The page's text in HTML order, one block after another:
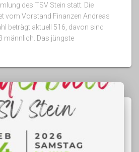
des TSV Stein statt. Die
vom Vorstand Finanzen Andreas
beträgt aktuell 516, davon sind
männlich. Das jüngste